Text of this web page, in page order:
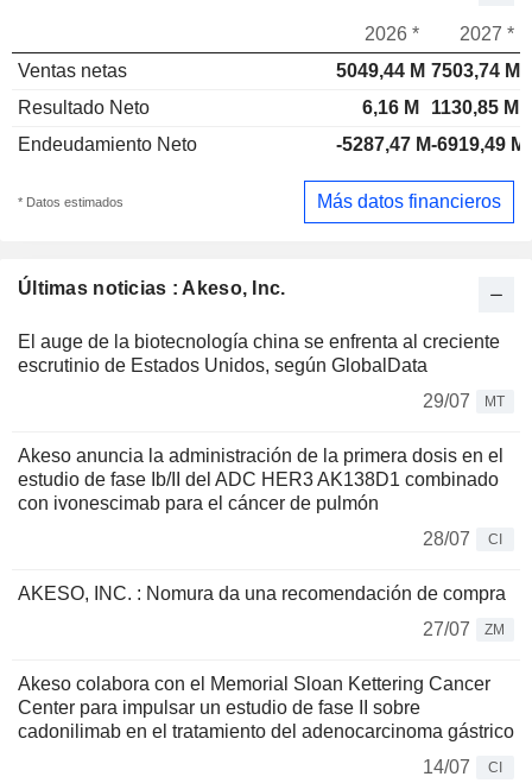
Últimas noticias : Akeso, Inc.
El auge de la biotecnología china se enfrenta al creciente
escrutinio de Estados Unidos, según GlobalData
29/07
MT
Akeso anuncia la administración de la primera dosis en el
estudio de fase Ib/II del ADC HER3 AK138D1 combinado
con ivonescimab para el cáncer de pulmón
28/07
CI
AKESO, INC. : Nomura da una recomendación de compra
27/07
ZM
Akeso colabora con el Memorial Sloan Kettering Cancer
Center para impulsar un estudio de fase II sobre
cadonilimab en el tratamiento del adenocarcinoma gástrico
14/07
CI
2026 *
2027 *
Ventas netas
5049,44 M 7503,74 M
Resultado Neto
6,16 M
1130,85 M
Endeudamiento Neto
-5287,47 M-6919,49 M
* Datos estimados Más datos financieros